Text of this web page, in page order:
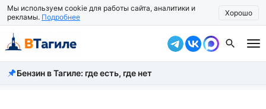
Мы используем cookie для работы сайта, аналитики и
рекламы. Подробнее Хорошо
Все новости
Бензин в Тагиле: где есть, где нет